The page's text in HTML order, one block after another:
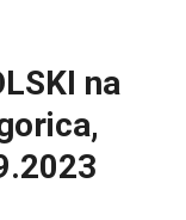
na